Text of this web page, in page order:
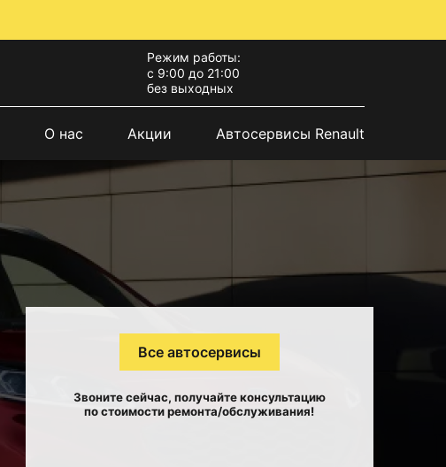
Режим работы:
с 9:00 до 21:00
без выходных
О нас Акции Автосервисы Renault
Все автосервисы
Звоните сейчас, получайте консультацию
по стоимости ремонта/обслуживания!